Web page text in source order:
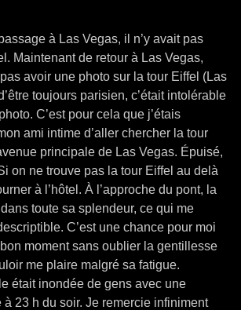
à Las Vegas, il n’y avait pas
Maintenant de retour à Las Vegas,
avoir une photo sur la tour Eiffel (Las
toujours parisien, c’était intolérable
C’est pour cela que j’étais
ami intime d’aller chercher la tour
principale de Las Vegas. Épuisé,
on ne trouve pas la tour Eiffel au delà
à l’hôtel. À l’approche du pont, la
toute sa splendeur, ce qui me
C’est une chance pour moi
moment sans oublier la gentillesse
me plaire malgré sa fatigue.
était inondée de gens avec une
à 23 h du soir. Je remercie infiniment